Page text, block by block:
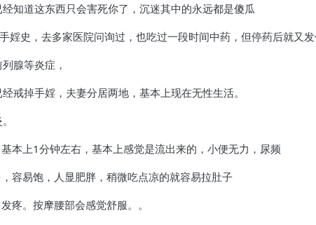
知道这东西只会害死你了，沉迷其中的永远都是傻瓜
婬史，去多家医院问询过，也吃过一段时间中药，但停药后就又发
腺等炎症，
戒掉手婬，夫妻分居两地，基本上现在无性生活。
本上1分钟左右，基本上感觉是流出来的，小便无力，尿频
容易饱，人显肥胖，稍微吃点凉的就容易拉肚子
疼。按摩腰部会感觉舒服。。